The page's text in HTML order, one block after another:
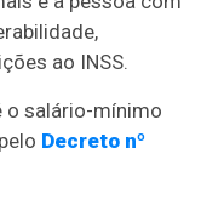
ao INSS.
o salário-mínimo
Decreto nº